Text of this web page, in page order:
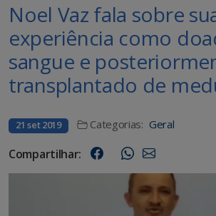
Noel Vaz fala sobre
experiência como
sangue e
transplantado de
21 set 2019 Categorias: Geral
Compartilhar: